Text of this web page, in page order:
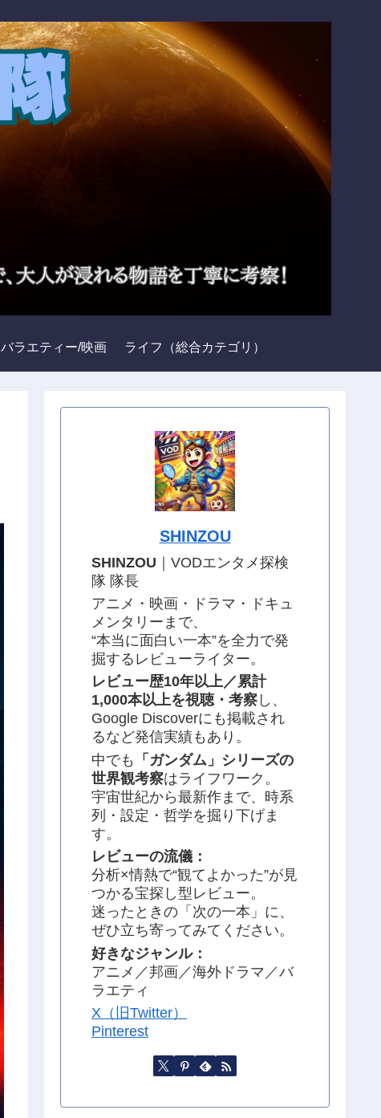
バラエティー/映画 ライフ（総合カテゴリ）
SHINZOU
SHINZOU ｜VODエンタメ探検
隊 隊長
アニメ・映画・ドラマ・ドキュ
メンタリーまで、
“本当に面白い一本”を全力で発
掘するレビューライター。
レビュー歴10年以上／累計
1,000本以上を視聴・考察 し、
Google Discoverにも掲載され
るなど発信実績もあり。
中でも
「ガンダム」シリーズの
世界観考察はライフワーク。
宇宙世紀から最新作まで、時系
列・設定・哲学を掘り下げま
す。
レビューの流儀：
分析×情熱で“観てよかった”が見
つかる宝探し型レビュー。
迷ったときの「次の一本」に、
ぜひ立ち寄ってみてください。
好きなジャンル：
アニメ／邦画／海外ドラマ／バ
ラエティ
X（旧Twitter）
Pinterest